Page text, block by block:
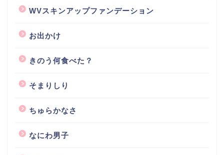
WVスキンアップファンデーション
お出かけ
きのう何食べた？
そまりしり
ちゅらかなさ
なにわ男子